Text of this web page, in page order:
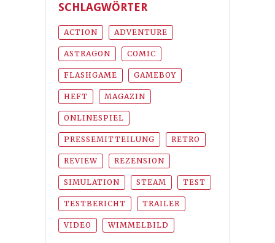
SCHLAGWÖRTER
ACTION ADVENTURE
ASTRAGON COMIC
FLASHGAME GAMEBOY
HEFT MAGAZIN
ONLINESPIEL
PRESSEMITTEILUNG RETRO
REVIEW REZENSION
SIMULATION STEAM TEST
TESTBERICHT TRAILER
VIDEO WIMMELBILD